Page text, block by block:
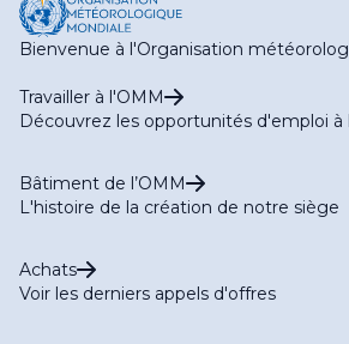
Bienvenue à l'Organisation
Travailler à l'OMM
Découvrez les opportunités d'emploi à
Bâtiment de l’OMM
L'histoire de la création de notre siège
Achats
Voir les derniers appels d'offres